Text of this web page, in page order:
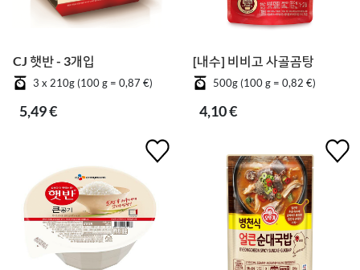
CJ 햇반 - 3개입
3 x 210g (100 g = 0,87 €)
5,49 €
[내수] 비비고 사골곰탕
500g (100 g = 0,82 €)
4,10 €